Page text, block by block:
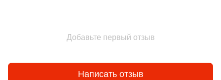
Добавьте первый отзыв
Написать отзыв